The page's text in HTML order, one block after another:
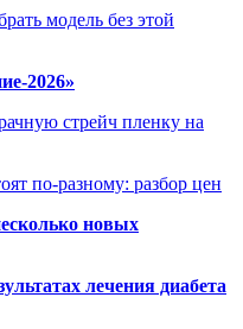
модель без этой
2026»
стрейч пленку на
по-разному: разбор цен
новых
лечения диабета